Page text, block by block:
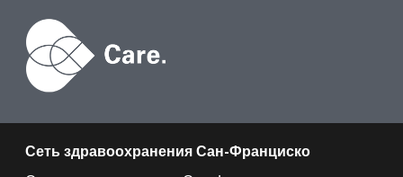
Сеть здравоохранения Сан-Франциско